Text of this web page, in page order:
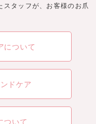
タッフが、お客様のお爪
について
ドケア
ついて